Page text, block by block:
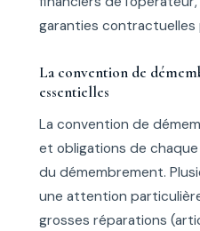
garanties contractuelles
La convention de
essentielles
La convention de
et obligations de
du démembrement.
une attention
grosses réparations